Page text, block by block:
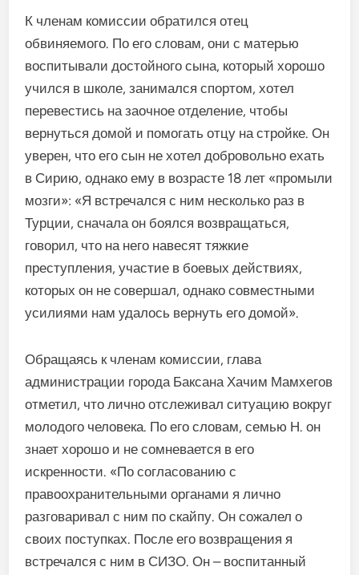
К членам комиссии обратился отец
обвиняемого. По его словам, они с матерью
воспитывали достойного сына, который хорошо
учился в школе, занимался спортом, хотел
перевестись на заочное отделение, чтобы
вернуться домой и помогать отцу на стройке. Он
уверен, что его сын не хотел добровольно ехать
в Сирию, однако ему в возрасте 18 лет «промыли
мозги»: «Я встречался с ним несколько раз в
Турции, сначала он боялся возвращаться,
говорил, что на него навесят тяжкие
преступления, участие в боевых действиях,
которых он не совершал, однако совместными
усилиями нам удалось вернуть его домой».
Обращаясь к членам комиссии, глава
администрации города Баксана Хачим Мамхегов
отметил, что лично отслеживал ситуацию вокруг
молодого человека. По его словам, семью Н. он
знает хорошо и не сомневается в его
искренности. «По согласованию с
правоохранительными органами я лично
разговаривал с ним по скайпу. Он сожалел о
своих поступках. После его возвращения я
встречался с ним в СИЗО. Он – воспитанный